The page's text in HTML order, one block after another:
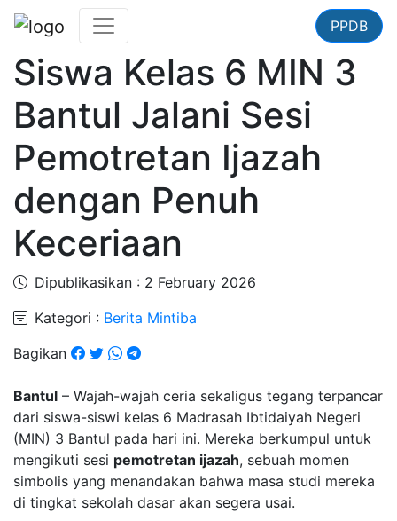
PPDB
Siswa Kelas 6 MIN 3
Bantul Jalani Sesi
Pemotretan Ijazah
dengan Penuh
Keceriaan
Dipublikasikan : 2 February 2026
Kategori : Berita Mintiba
Bagikan
Bantul – Wajah-wajah ceria sekaligus tegang terpancar
dari siswa-siswi kelas 6 Madrasah Ibtidaiyah Negeri
(MIN) 3 Bantul pada hari ini. Mereka berkumpul untuk
mengikuti sesi pemotretan ijazah, sebuah momen
simbolis yang menandakan bahwa masa studi mereka
di tingkat sekolah dasar akan segera usai.